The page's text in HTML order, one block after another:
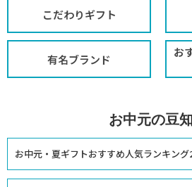
こだわりギフト
有名ブランド
お
お中元の豆
お中元・夏ギフトおすすめ人気ランキング